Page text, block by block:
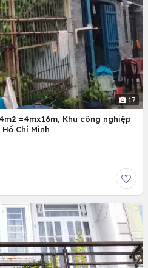
17
=4mx16m, Khu công nghiệp
Chí Minh